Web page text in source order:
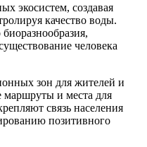
экосистем, создавая
качество воды.
человека
зон для жителей и
маршруты и места для
связь населения
позитивного